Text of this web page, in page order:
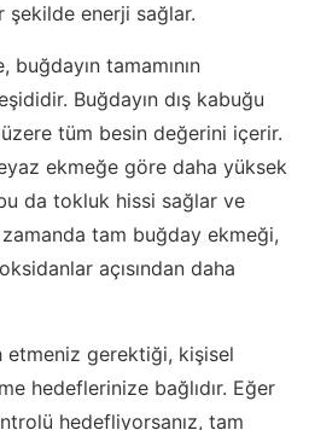
şekilde enerji sağlar.
tamamının
Buğdayın dış kabuğu
tüm besin değerini içerir.
ekmeğe göre daha yüksek
da tokluk hissi sağlar ve
tam buğday ekmeği,
açısından daha
gerektiği, kişisel
hedeflerinize bağlıdır. Eğer
hedefliyorsanız, tam